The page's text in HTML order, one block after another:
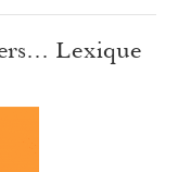
Lexique